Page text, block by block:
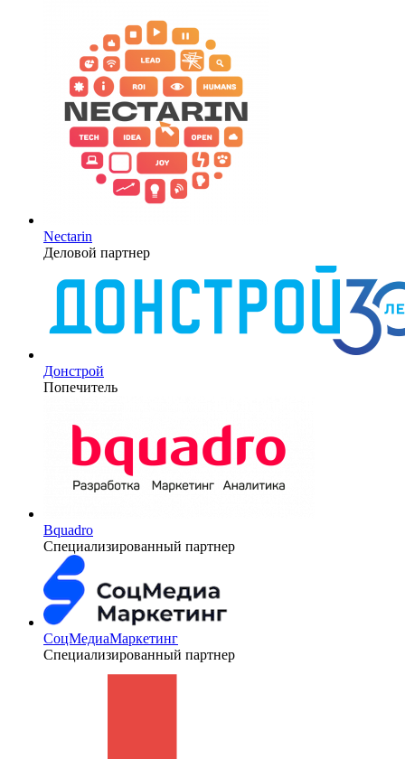
Nectarin
Деловой партнер
Донстрой
Попечитель
Bquadro
Специализированный партнер
СоцМедиаМаркетинг
Специализированный партнер